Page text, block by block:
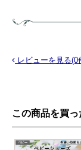
レビューを見る(0
この商品を買